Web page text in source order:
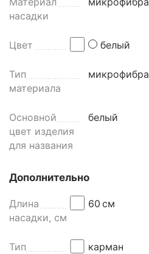
насадки
Цвет белый
Тип
материала
микрофибра
Основной
цвет изделия
для названия
белый
Дополнительно
Длина
насадки, см
60 см
Тип
карман